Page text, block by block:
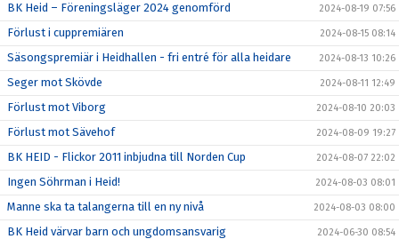
BK Heid – Föreningsläger 2024 genomförd 2024-08-19 07:56
Förlust i cuppremiären 2024-08-15 08:14
Säsongspremiär i Heidhallen - fri entré för alla heidare 2024-08-13 10:26
Seger mot Skövde 2024-08-11 12:49
Förlust mot Viborg 2024-08-10 20:03
Förlust mot Sävehof 2024-08-09 19:27
BK HEID - Flickor 2011 inbjudna till Norden Cup 2024-08-07 22:02
Ingen Söhrman i Heid! 2024-08-03 08:01
Manne ska ta talangerna till en ny nivå 2024-08-03 08:00
BK Heid värvar barn och ungdomsansvarig 2024-06-30 08:54